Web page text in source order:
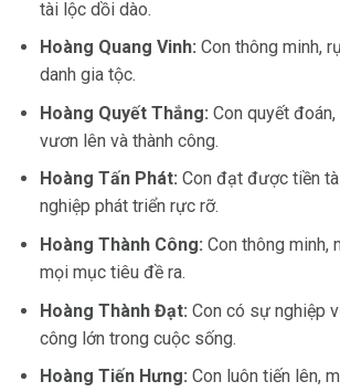
tài lộc dồi dào.
Hoàng Quang Vinh: Con thông minh,
danh gia tộc.
Hoàng Quyết Thắng: Con quyết
vươn lên và thành công.
Hoàng Tấn Phát: Con đạt được tiền
nghiệp phát triển rực rỡ.
Hoàng Thành Công: Con thông minh,
mọi mục tiêu đề ra.
Hoàng Thành Đạt: Con có sự nghiệp
công lớn trong cuộc sống.
Hoàng Tiến Hưng: Con luôn tiến lên,